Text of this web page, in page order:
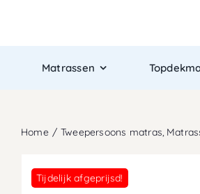
Matrassen
Home Tweepersoons matras
Tijdelijk afgeprijsd!